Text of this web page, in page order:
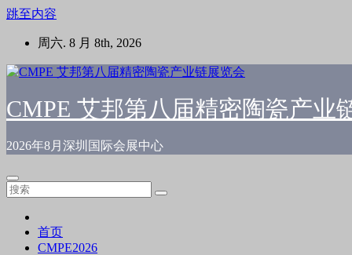
跳至内容
周六. 8 月 8th, 2026
CMPE 艾邦第八届精密陶瓷产业
2026年8月深圳国际会展中心
首页
CMPE2026